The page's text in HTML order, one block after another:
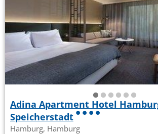
Adina Apartment Hotel
Speicherstadt
Hamburg, Hamburg